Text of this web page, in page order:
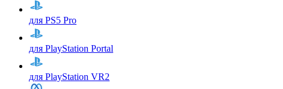
для PS5 Pro
для PlayStation Portal
для PlayStation VR2